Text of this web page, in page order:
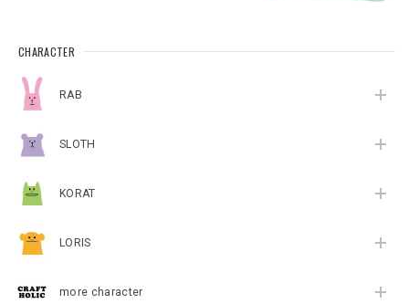
CHARACTER
RAB
SLOTH
KORAT
LORIS
more character